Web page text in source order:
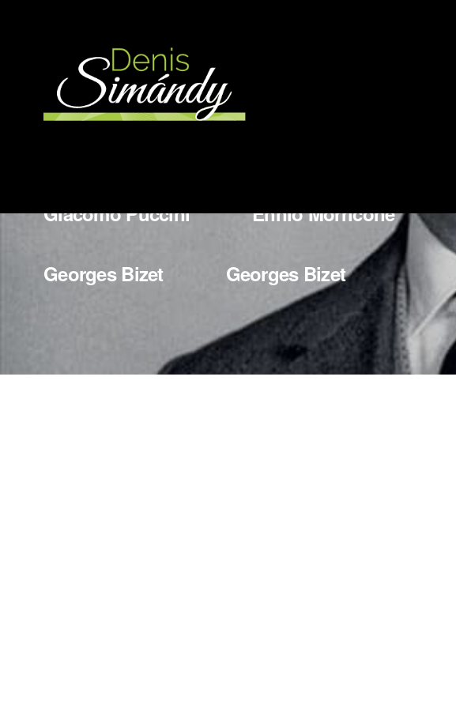
More Works
Giacomo Puccini Ennio Morricone
Georges Bizet Georges Bizet